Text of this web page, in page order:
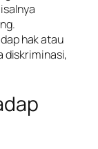
hak atau
diskriminasi,